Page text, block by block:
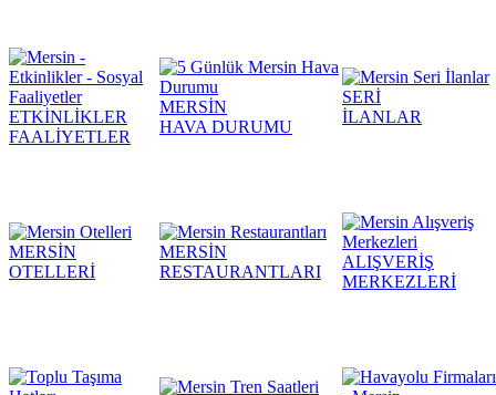
ETKİNLİKLER
FAALİYETLER
MERSİN
HAVA DURUMU
SERİ
İLANLAR
MERSİN
OTELLERİ
MERSİN
RESTAURANTLARI
ALIŞVERİŞ
MERKEZLERİ